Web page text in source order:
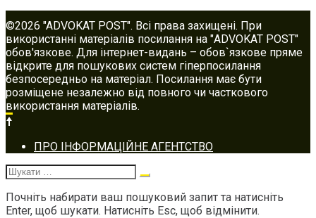
©2026 "ADVOKAT POST". Всі права захищені. При
використанні матеріалів посилання на "ADVOKAT POST"
обов'язкове. Для інтернет-видань – обов`язкове пряме
відкрите для пошукових систем гіперпосилання
безпосередньо на матеріал. Посилання має бути
розміщене незалежно від повного чи часткового
використання матеріалів.
Footer
navigation
ПРО ІНФОРМАЦІЙНЕ АГЕНТСТВО
Шукати:
Почніть набирати ваш пошуковий запит та натисніть
Enter, щоб шукати. Натисніть Esc, щоб відмінити.